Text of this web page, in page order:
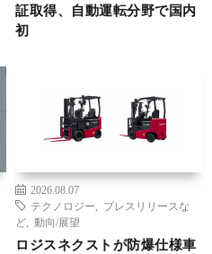
証取得、自動運転分野で国内
初
2026.08.07
テクノロジー
プレスリリースな
ど
動向/展望
ロジスネクストが防爆仕様車